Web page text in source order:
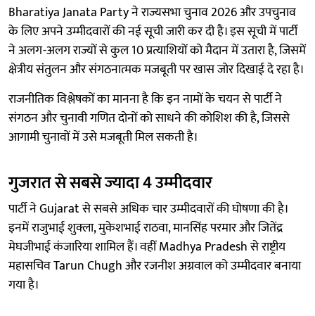
Bharatiya Janata Party ने राज्यसभा चुनाव 2026 और उपचुनाव
के लिए अपने उम्मीदवारों की नई सूची जारी कर दी है। इस सूची में पार्टी
ने अलग-अलग राज्यों से कुल 10 प्रत्याशियों को मैदान में उतारा है, जिसमें
क्षेत्रीय संतुलन और संगठनात्मक मजबूती पर खास जोर दिखाई दे रहा है।
राजनीतिक विश्लेषकों का मानना है कि इन नामों के चयन से पार्टी ने
संगठन और चुनावी गणित दोनों को साधने की कोशिश की है, जिससे
आगामी चुनावों में उसे मजबूती मिल सकती है।
गुजरात से सबसे ज्यादा 4 उम्मीदवार
पार्टी ने Gujarat से सबसे अधिक चार उम्मीदवारों की घोषणा की है।
इनमें राजुभाई शुक्ला, मुकेशभाई राठवा, मानसिंह परमार और जितेंद्र
मेघजीभाई कंजारिया शामिल हैं। वहीं Madhya Pradesh से राष्ट्रीय
महासचिव Tarun Chugh और रजनीश अग्रवाल को उम्मीदवार बनाया
गया है।